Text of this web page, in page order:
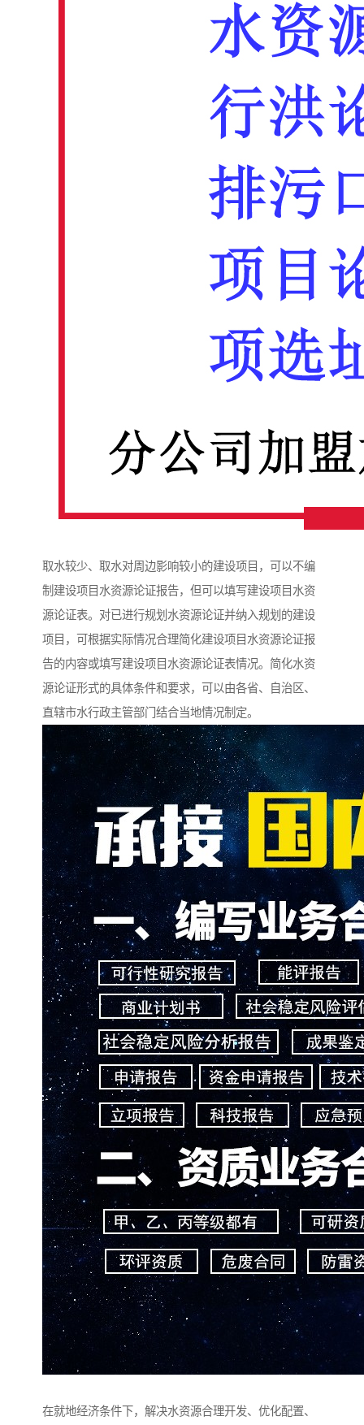
取水较少、取水对周边影响较小的建设项目，可以不编
制建设项目水资源论证报告，但可以填写建设项目水资
源论证表。对已进行规划水资源论证并纳入规划的建设
项目，可根据实际情况合理简化建设项目水资源论证报
告的内容或填写建设项目水资源论证表情况。简化水资
源论证形式的具体条件和要求，可以由各省、自治区、
直辖市水行政主管部门结合当地情况制定。
在就地经济条件下，解决水资源合理开发、优化配置、